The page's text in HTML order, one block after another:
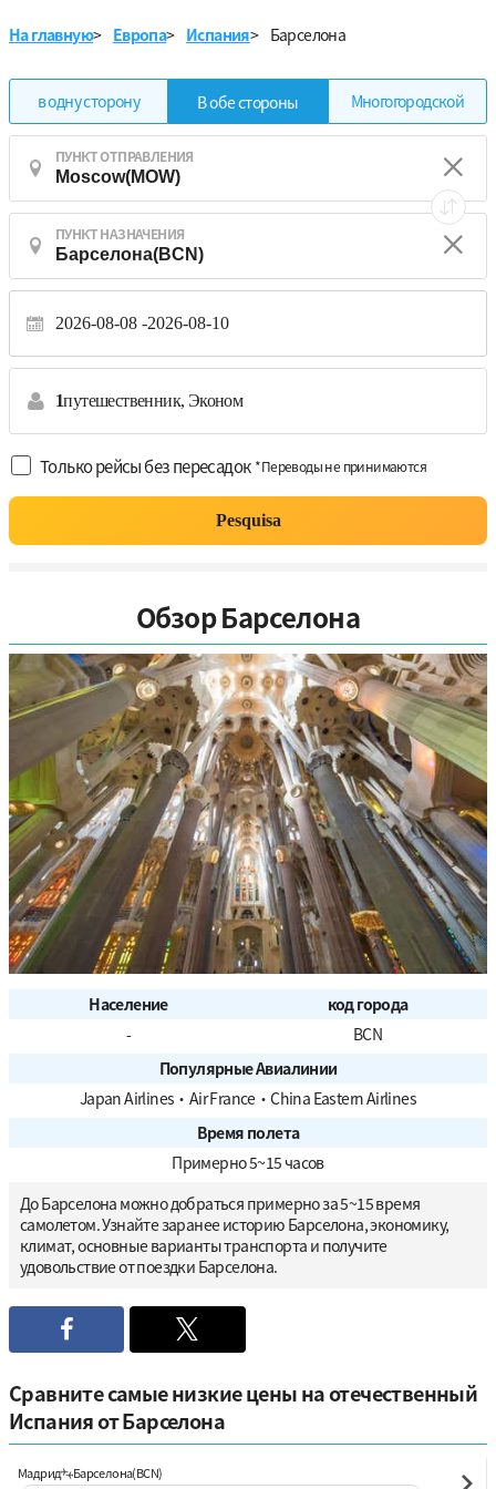
На главную> Европа> Испания> Барселона
в одну сторону В обе стороны Многогородской
ПУНКТ ОТПРАВЛЕНИЯ
ПУНКТ НАЗНАЧЕНИЯ
2026-08-08 2026-08-10
1путешественник, Эконом
Только рейсы без пересадок *Переводы не принимаются
Pesquisa
Обзор Барселона
Население
код города
-
BCN
Популярные Авиалинии
Japan Airlines ・ Air France・China Eastern Airlines
Время полета
Примерно 5~15 часов
До Барселона можно добраться примерно за 5~15 время
самолетом. Узнайте заранее историю Барселона, экономику,
климат, основные варианты транспорта и получите
удовольствие от поездки Барселона.
Сравните самые низкие цены на отечественный
Испания от Барселона
Мадрид Барселона(BCN)